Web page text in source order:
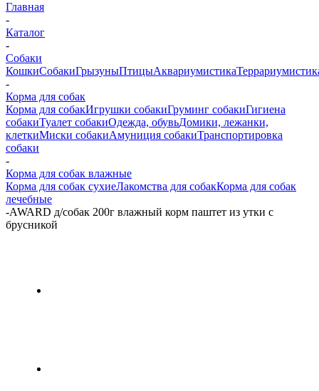
Главная
-
Каталог
-
Собаки
КошкиСобакиГрызуныПтицыАквариумистика
-
Корма для собак
Корма для собакИгрушки собакиГруминг собакиГигиена
собакиТуалет собакиОдежда, обувьДомики, лежанки,
клеткиМиски собакиАмуниция собакиТранспортировка
собаки
-
Корма для собак влажные
Корма для собак сухиеЛакомства для собакКорма для собак
лечебные
-AWARD д/собак 200г влажный корм паштет из утки с
брусникой